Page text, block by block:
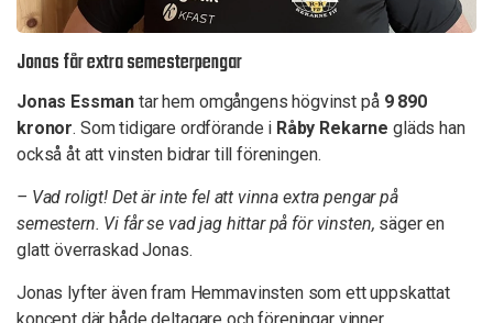
Jonas får extra semesterpengar
Jonas Essman tar hem omgångens högvinst på 9 890
kronor. Som tidigare ordförande i Råby Rekarne gläds han
också åt att vinsten bidrar till föreningen.
– Vad roligt! Det är inte fel att vinna extra pengar på
semestern. Vi får se vad jag hittar på för vinsten, säger en
glatt överraskad Jonas.
Jonas lyfter även fram Hemmavinsten som ett uppskattat